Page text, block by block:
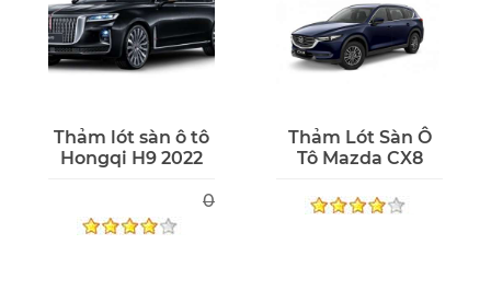
Thảm lót sàn ô tô
Hongqi H9 2022
0
Thảm Lót Sàn Ô
Tô Mazda CX8